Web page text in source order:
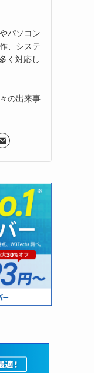
パソコン
、システ
く対応し
の出来事